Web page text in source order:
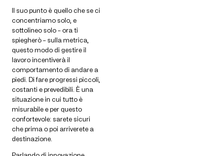
Il suo punto è quello che se ci
concentriamo solo, e
sottolineo solo – ora ti
spiegherò – sulla metrica,
questo modo di gestire il
lavoro incentiverà il
comportamento di andare a
piedi. Di fare progressi piccoli,
costanti e prevedibili. È una
situazione in cui tutto è
misurabile e per questo
confortevole: sarete sicuri
che prima o poi arriverete a
destinazione.